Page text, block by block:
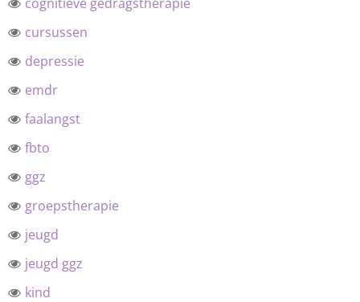
cursussen
depressie
emdr
faalangst
fbto
ggz
groepstherapie
jeugd
jeugd ggz
kind